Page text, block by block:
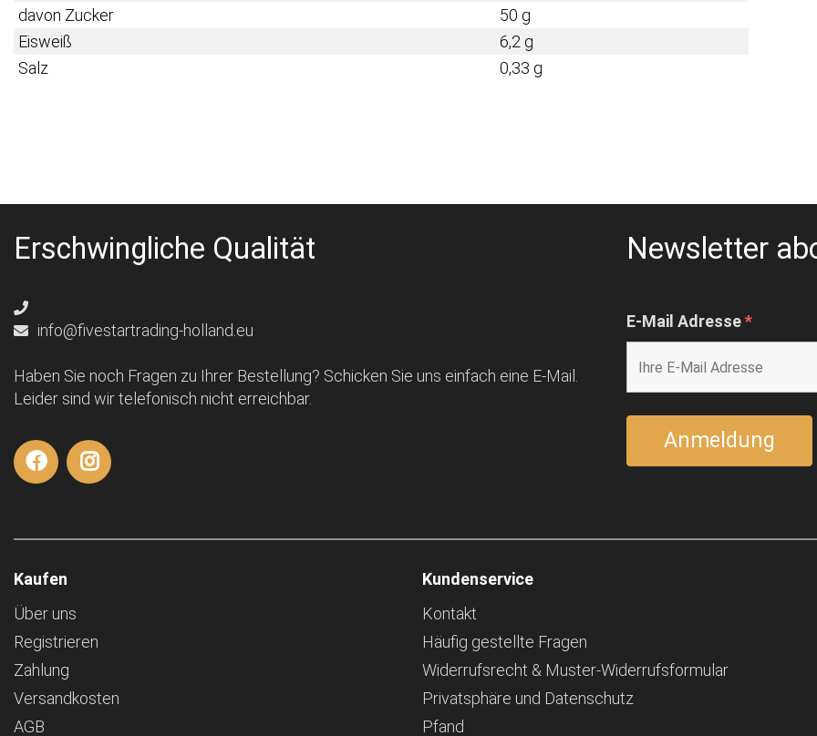
davon Zucker
50 g
Eisweiß
6,2 g
Salz
0,33 g
Erschwingliche Qualität
info@fivestartrading-holland.eu
Haben Sie noch Fragen zu Ihrer Bestellung? Schicken Sie uns einfach eine E-Mail.
Leider sind wir telefonisch nicht erreichbar.
Newsletter
E-Mail Adresse*
Kaufen
Über uns
Registrieren
Zahlung
Versandkosten
AGB
Kundenservice
Kontakt
Häufig gestellte Fragen
Widerrufsrecht & Muster-Widerrufsformular
Privatsphäre und Datenschutz
Pfand